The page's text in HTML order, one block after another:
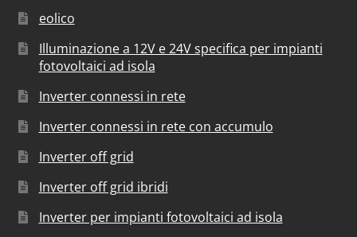
eolico
Illuminazione a 12V e 24V specifica per impianti
fotovoltaici ad isola
Inverter connessi in rete
Inverter connessi in rete con accumulo
Inverter off grid
Inverter off grid ibridi
Inverter per impianti fotovoltaici ad isola